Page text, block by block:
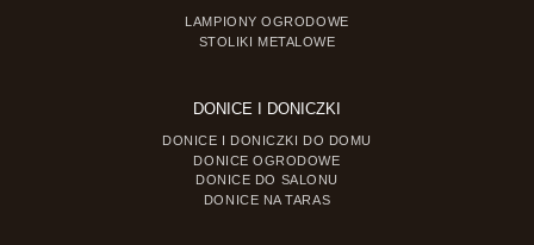
LAMPIONY OGRODOWE
STOLIKI METALOWE
DONICE I DONICZKI
DONICE I DONICZKI DO DOMU
DONICE OGRODOWE
DONICE DO SALONU
DONICE NA TARAS